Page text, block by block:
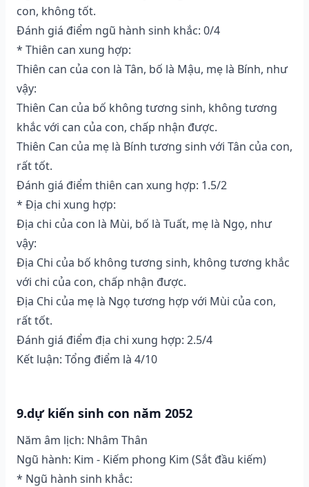
con, không tốt.
Đánh giá điểm ngũ hành sinh khắc: 0/4
* Thiên can xung hợp:
Thiên can của con là Tân, bố là Mậu, mẹ là Bính, như
vậy:
Thiên Can của bố không tương sinh, không tương
khắc với can của con, chấp nhận được.
Thiên Can của mẹ là Bính tương sinh với Tân của con,
rất tốt.
Đánh giá điểm thiên can xung hợp: 1.5/2
* Địa chi xung hợp:
Địa chi của con là Mùi, bố là Tuất, mẹ là Ngọ, như
vậy:
Địa Chi của bố không tương sinh, không tương khắc
với chi của con, chấp nhận được.
Địa Chi của mẹ là Ngọ tương hợp với Mùi của con,
rất tốt.
Đánh giá điểm địa chi xung hợp: 2.5/4
Kết luận: Tổng điểm là 4/10
9.dự kiến sinh con năm 2052
Năm âm lịch: Nhâm Thân
Ngũ hành: Kim - Kiếm phong Kim (Sắt đầu kiếm)
* Ngũ hành sinh khắc: